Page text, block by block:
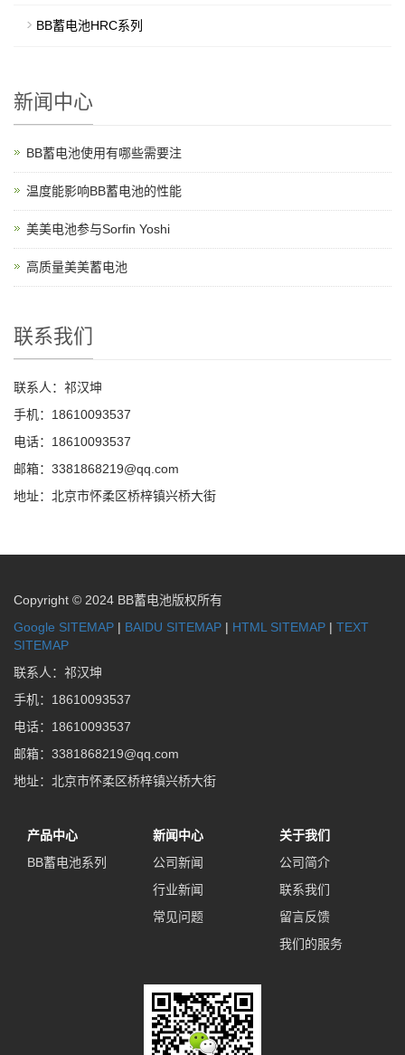
BB蓄电池HRC系列
新闻中心
BB蓄电池使用有哪些需要注
温度能影响BB蓄电池的性能
美美电池参与Sorfin Yoshi
高质量美美蓄电池
联系我们
联系人：祁汉坤
手机：18610093537
电话：18610093537
邮箱：3381868219@qq.com
地址：北京市怀柔区桥梓镇兴桥大街
Copyright © 2024 BB蓄电池版权所有
Google SITEMAP | BAIDU SITEMAP | HTML SITEMAP | TEXT
SITEMAP
联系人：祁汉坤
手机：18610093537
电话：18610093537
邮箱：3381868219@qq.com
地址：北京市怀柔区桥梓镇兴桥大街
产品中心
BB蓄电池系列
新闻中心
公司新闻
行业新闻
常见问题
关于我们
公司简介
联系我们
留言反馈
我们的服务